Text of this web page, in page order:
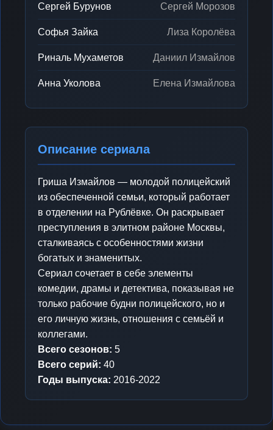
Сергей Бурунов Сергей Морозов
Софья Зайка Лиза Королёва
Риналь Мухаметов Даниил Измайлов
Анна Уколова Елена Измайлова
Описание сериала
Гриша Измайлов — молодой полицейский
из обеспеченной семьи, который работает
в отделении на Рублёвке. Он раскрывает
преступления в элитном районе Москвы,
сталкиваясь с особенностями жизни
богатых и знаменитых.
Сериал сочетает в себе элементы
комедии, драмы и детектива, показывая не
только рабочие будни полицейского, но и
его личную жизнь, отношения с семьёй и
коллегами.
Всего сезонов: 5
Всего серий: 40
Годы выпуска: 2016-2022